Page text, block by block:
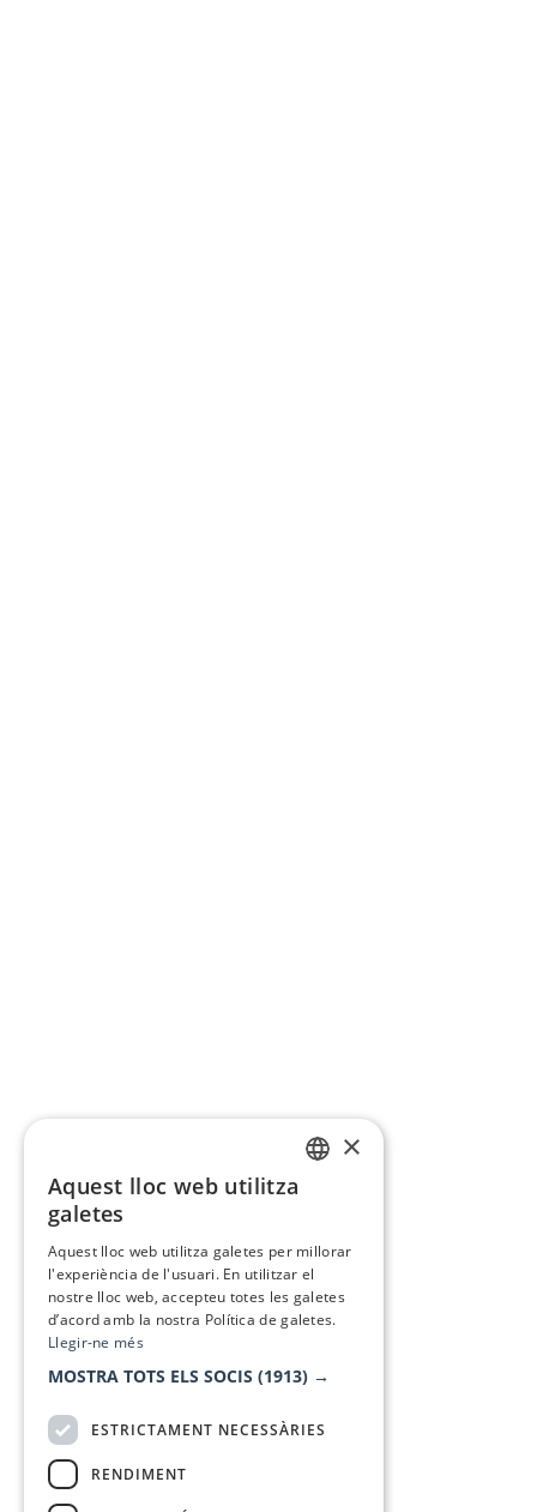
×
Aquest lloc web utilitza
galetes
Aquest lloc web utilitza galetes per millorar
l'experiència de l'usuari. En utilitzar el
nostre lloc web, accepteu totes les galetes
d’acord amb la nostra Política de galetes.
Llegir-ne més
MOSTRA TOTS ELS SOCIS (1913) →
ESTRICTAMENT NECESSÀRIES
RENDIMENT